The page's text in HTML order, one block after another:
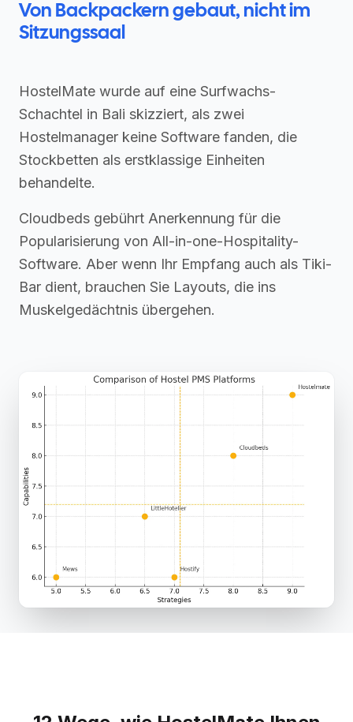
Von Backpackern gebaut, nicht im
Sitzungssaal
HostelMate wurde auf eine Surfwachs-
Schachtel in Bali skizziert, als zwei
Hostelmanager keine Software fanden, die
Stockbetten als erstklassige Einheiten
behandelte.
Cloudbeds gebührt Anerkennung für die
Popularisierung von All-in-one-Hospitality-
Software. Aber wenn Ihr Empfang auch als Tiki-
Bar dient, brauchen Sie Layouts, die ins
Muskelgedächtnis übergehen.